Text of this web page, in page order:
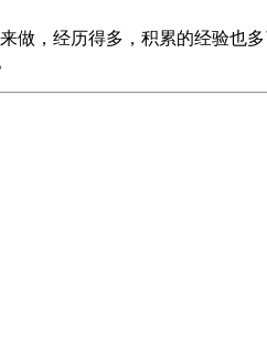
做，经历得多，积累的经验也